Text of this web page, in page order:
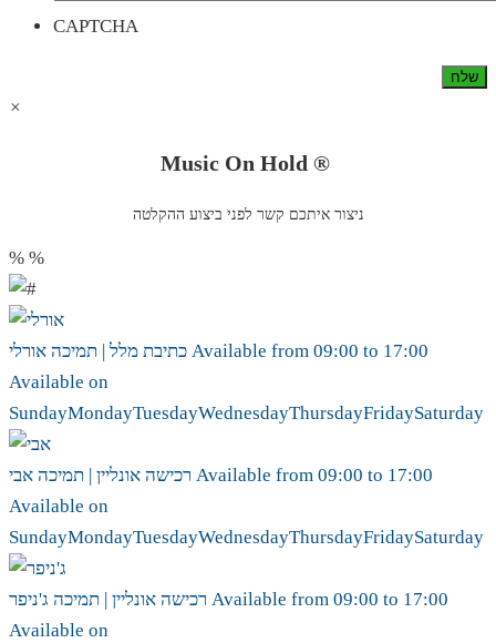
CAPTCHA
×
Music On Hold ®
ניצור איתכם קשר לפני ביצוע ההקלטה
% %
כתיבת מלל | תמיכה Available from 09:00 to 17:00
Available on
SundayMondayTuesdayWednesdayThursdayFridaySaturday
רכישה אונליין | תמיכה Available from 09:00 to 17:00
Available on
SundayMondayTuesdayWednesdayThursdayFridaySaturday
רכישה אונליין | תמיכה Available from 09:00 to 17:00
Available on